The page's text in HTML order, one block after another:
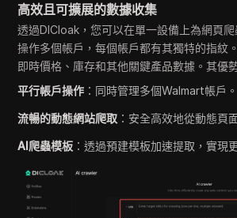
高效且可擴展的數據收集
透過DICloak，您可以在單一設備上為網頁
操作多個帳戶，每個帳戶都有其獨特的指紋
即時價格、庫存和其他關鍵產品數據。其優
平行帳戶操作 ：同時管理多個Walmart帳戶。
流暢的動態網站爬取 ：安全高效地從動態頁
AI爬蟲模板 ：透過預建模板加速提取，實現